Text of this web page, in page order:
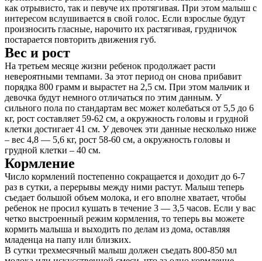
как отрывисто, так и певуче их протягивая. При этом малыш с
интересом вслушивается в свой голос. Если взрослые будут
произносить гласные, нарочито их растягивая, грудничок
постарается повторить движения губ.
Вес и рост
На третьем месяце жизни ребенок продолжает расти
невероятными темпами. За этот период он снова прибавит
порядка 800 грамм и вырастет на 2,5 см. При этом мальчик и
девочка будут немного отличаться по этим данным. У
сильного пола по стандартам вес может колебаться от 5,5 до 6
кг, рост составляет 59-62 см, а окружность головы и грудной
клетки достигает 41 см. У девочек эти данные несколько ниже
– вес 4,8 — 5,6 кг, рост 58-60 см, а окружность головы и
грудной клетки – 40 см.
Кормление
Число кормлений постепенно сокращается и доходит до 6-7
раз в сутки, а перерывы между ними растут. Малыш теперь
съедает большой объем молока, и его вполне хватает, чтобы
ребенок не просил кушать в течение 3 — 3,5 часов. Если у вас
четко выстроенный режим кормления, то теперь вы можете
кормить малыша и выходить по делам из дома, оставляя
младенца на папу или близких.
В сутки трехмесячный малыш должен съедать 800-850 мл